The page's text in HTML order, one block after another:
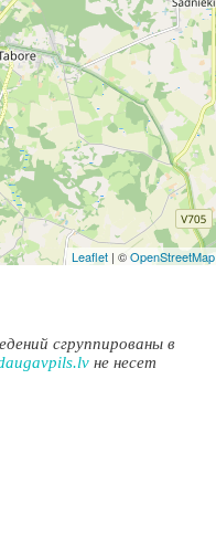
Leaflet | ©OpenStreetMap
сгруппированы в
не несет